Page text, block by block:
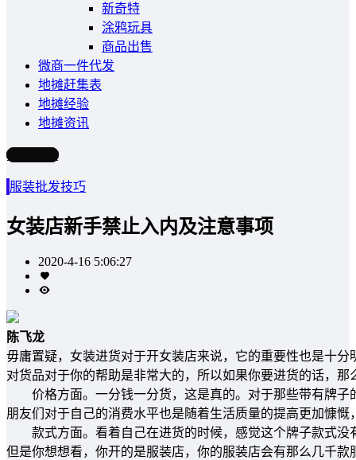
新奇特
涂鸦玩具
商品出售
微商一件代发
地摊赶集表
地摊经验
地摊资讯
写文章
服装批发技巧
女装店新手禁止入内及注意事项
2020-4-16 5:06:27
陈飞龙
毋庸置疑，女装进货对于开女装店来说，它的重要性也是十
对货品对于你的帮助是非常大的，所以如果你要进货的话，
价格方面。一分钱一分货，这是真的。对于那些带有牌子
朋友们对于自己的消费水平也是随着生活质量的提高更加慷
款式方面。看着自己在进货的时候，感觉这个牌子款式没
但是你想想看，你开的是服装店，你的服装店会有那么几千